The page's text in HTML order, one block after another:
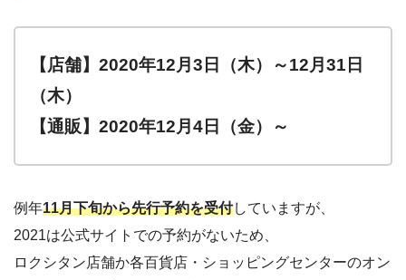
【店舗】2020年12月3日（木）～12月31日
（木）
【通販】2020年12月4日（金）～
例年11月下旬から先行予約を受付していますが、
2021は公式サイトでの予約がないため、
ロクシタン店舗か各百貨店・ショッピングセンターのオン